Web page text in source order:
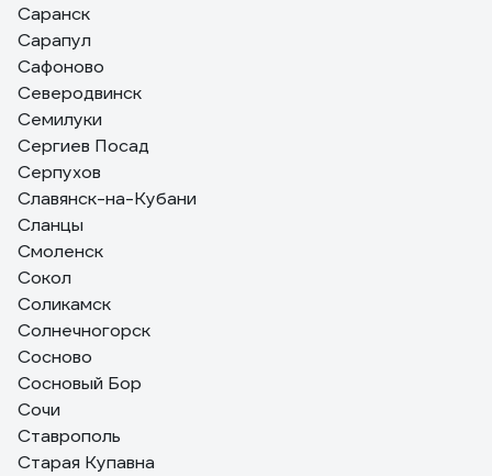
Саранск
Сарапул
Сафоново
Северодвинск
Семилуки
Сергиев Посад
Серпухов
Славянск-на-Кубани
Сланцы
Смоленск
Сокол
Соликамск
Солнечногорск
Сосново
Сосновый Бор
Сочи
Ставрополь
Старая Купавна